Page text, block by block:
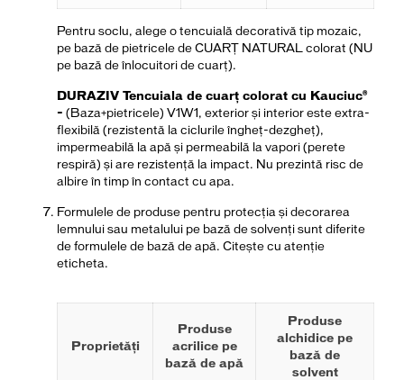
Pentru soclu, alege o tencuială decorativă tip mozaic,
pe bază de pietricele de CUARȚ NATURAL colorat (NU
pe bază de înlocuitori de cuarț).
DURAZIV Tencuiala de cuarț colorat cu Kauciuc®
- (Baza+pietricele) V1W1, exterior și interior este extra-
flexibilă (rezistentă la ciclurile îngheț-dezgheț),
impermeabilă la apă și permeabilă la vapori (perete
respiră) și are rezistență la impact. Nu prezintă risc de
albire în timp în contact cu apa.
Formulele de produse pentru protecția și decorarea
lemnului sau metalului pe bază de solvenți sunt diferite
de formulele de bază de apă. Citește cu atenție
eticheta.
Proprietăți
Produse
acrilice pe
bază de apă
Produse
alchidice pe
bază de
solvent